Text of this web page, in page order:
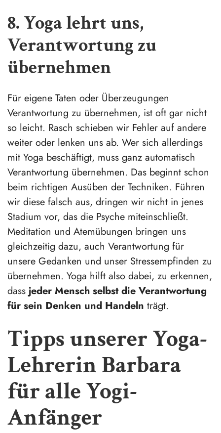
8. Yoga lehrt uns,
Verantwortung zu
übernehmen
Für eigene Taten oder Überzeugungen
Verantwortung zu übernehmen, ist oft gar nicht
so leicht. Rasch schieben wir Fehler auf andere
weiter oder lenken uns ab. Wer sich allerdings
mit Yoga beschäftigt, muss ganz automatisch
Verantwortung übernehmen. Das beginnt schon
beim richtigen Ausüben der Techniken. Führen
wir diese falsch aus, dringen wir nicht in jenes
Stadium vor, das die Psyche miteinschließt.
Meditation und Atemübungen bringen uns
gleichzeitig dazu, auch Verantwortung für
unsere Gedanken und unser Stressempfinden zu
übernehmen. Yoga hilft also dabei, zu erkennen,
dassjeder Mensch selbst die Verantwortung
für sein Denken und Handeln trägt.
Tipps unserer Yoga-
Lehrerin Barbara
für alle Yogi-
Anfänger